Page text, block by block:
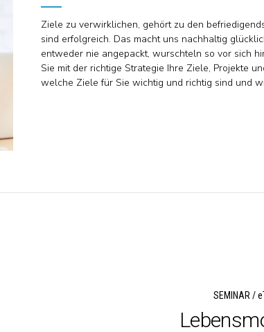
Ziele zu verwirklichen, gehört zu den
sind erfolgreich. Das macht uns nachhaltig
entweder nie angepackt, wurschteln so vor sich
Sie mit der richtige Strategie Ihre Ziele, Projekte
welche Ziele für Sie wichtig und richtig sind und
SEMINAR /